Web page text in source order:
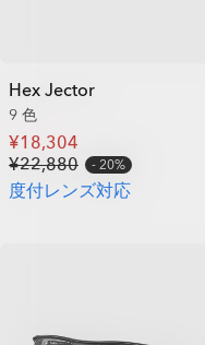
Hex Jector
9 色
¥18,304
¥22,880
20%
度付レンズ対応